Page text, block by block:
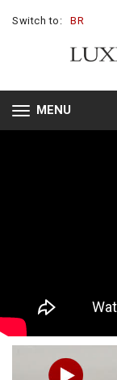
Switch to: BR
Toggle
navigation
MENU